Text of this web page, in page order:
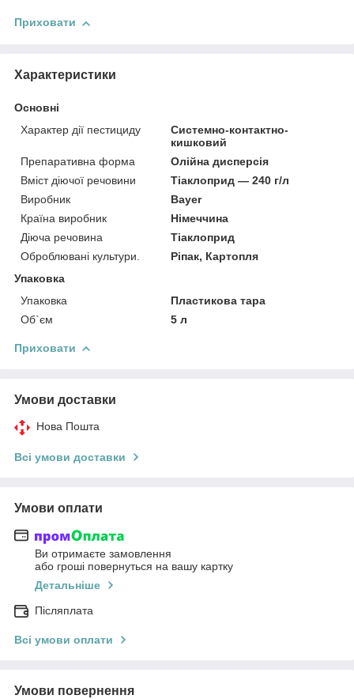
Приховати
Характеристики
Основні
Характер дії пестициду
Системно-контактно-
кишковий
Препаративна форма
Олійна дисперсія
Вміст діючої речовини
Тіаклоприд — 240 г/л
Виробник
Bayer
Країна виробник
Німеччина
Діюча речовина
Тіаклоприд
Оброблювані культури.
Ріпак, Картопля
Упаковка
Упаковка
Пластикова тара
Об`єм
5 л
Приховати
Умови доставки
Нова Пошта
Всі умови доставки
Умови оплати
Ви отримаєте замовлення
або гроші повернуться на вашу картку
Детальніше
Післяплата
Всі умови оплати
Умови повернення